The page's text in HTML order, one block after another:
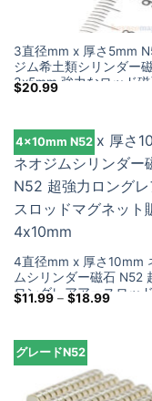
3直径mm x 厚さ5mm
ジム希土類シリンダー
3x5mm 強力なロッド磁
$20.99
4×10mm N52
4直径mm x 厚さ10mm
ムシリンダー磁石 N52
ロングレアアースロッ
ット販売 4x10mm
$11.99 – $18.99価
て
$18.99
グレードN52